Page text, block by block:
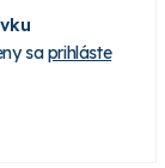
saprihláste